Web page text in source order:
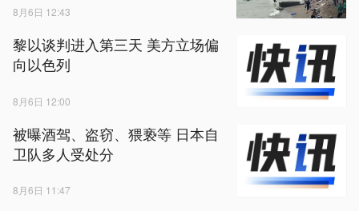
8月6日 12:43
黎以谈判进入第三天 美方立场偏
向以色列
8月6日 12:00
被曝酒驾、盗窃、猥亵等 日本自
卫队多人受处分
8月6日 11:47